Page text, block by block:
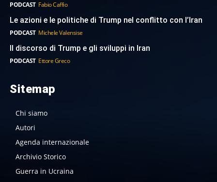
PODCAST Fabio Caffio
Le azioni e le politiche di Trump nel conflitto con l’Iran
PODCAST Michele Valensise
Il discorso di Trump e gli sviluppi in Iran
PODCAST Ettore Greco
Sitemap
Chi siamo
Autori
Agenda internazionale
Archivio Storico
Guerra in Ucraina